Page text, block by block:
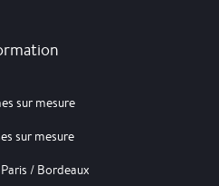
sur mesure
sur mesure
/ Bordeaux